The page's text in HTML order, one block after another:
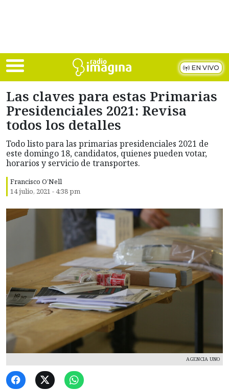
EN VIVO
Las claves para estas Primarias
Presidenciales 2021: Revisa
todos los detalles
Todo listo para las primarias presidenciales 2021 de
este domingo 18, candidatos, quienes pueden votar,
horarios y servicio de transportes.
Francisco O’Nell
14 julio, 2021 - 4:38 pm
AGENCIA UNO